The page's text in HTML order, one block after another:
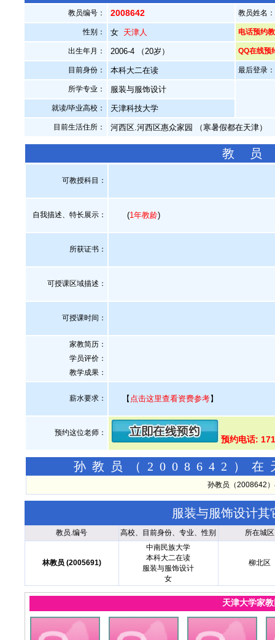
教员编号： 2008642 教员姓名
性别： 女 天津人 电话预约
出生年月： 2006-4 （20岁） QQ在线预
目前身份： 本科大二在读 最后登录
所学专业： 服装与服饰设计
就读/毕业高校： 天津科技大学
目前生活住所： 河西区.河西区惠众家园 （寒暑假都在天津）
教 员
可教授科目：
自我描述、特长展示 ： (1年教龄)
所获证书 ：
可授课区域描述：
可授课时间：
家教简历：
学员评价：
教学成果：
薪水要求： 【 点击这里查看资费参考】
预约这位老师：
预约电话:
孙教员（2008642）在
孙教员（2008642
服装与服饰设计其
教员.编号 高校、目前身份、专业、性别 所在城区
林教员 (2005691)
中南民族大学
本科大二在读
服装与服饰设计
女
柳北区
天津大学家